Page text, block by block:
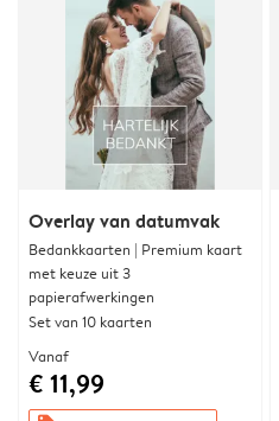
Overlay van datumvak
Bedankkaarten | Premium kaart
met keuze uit 3
papierafwerkingen
Set van 10 kaarten
Vanaf
€ 11,99